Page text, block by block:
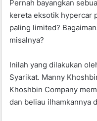
c
e
b
o
k
at
s
p
p
itt
er
Pernah bayangkan
kereta eksotik hypercar
paling limited?
misalnya?
Inilah yang dilakukan
Syarikat. Manny
Khoshbin Company
dan beliau ilhamkannya